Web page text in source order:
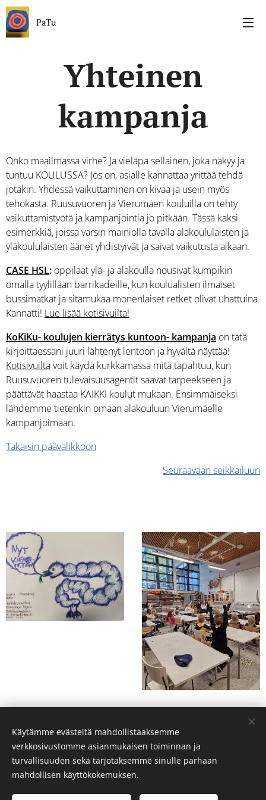
PaTu
Yhteinen
kampanja
Onko maailmassa virhe? Ja vieläpä sellainen, joka näkyy ja
tuntuu KOULUSSA? Jos on, asialle kannattaa yrittää tehdä
jotakin. Yhdessä vaikuttaminen on kivaa ja usein myös
tehokasta. Ruusuvuoren ja Vierumäen kouluilla on tehty
vaikuttamistyötä ja kampanjointia jo pitkään. Tässä kaksi
esimerkkiä, joissa varsin mainiolla tavalla alakoululaisten ja
yläkoululaisten äänet yhdistyivät ja saivat vaikutusta aikaan.
CASE HSL: oppilaat ylä- ja alakoulla nousivat kumpikin
omalla tyylillään barrikadeille, kun koulualisten ilmaiset
bussimatkat ja sitämukaa monenlaiset retket olivat uhattuina.
Kannatti! Lue lisää kotisivuilta!
KoKiKu- koulujen kierrätys kuntoon- kampanja on tätä
kirjoittaessani juuri lähtenyt lentoon ja hyvältä näyttää!
Kotisivuiltavoit käydä kurkkamassa mitä tapahtuu, kun
Ruusuvuoren tulevaisuusagentit saavat tarpeekseen ja
päättävät haastaa KAIKKI koulut mukaan. Ensimmäiseksi
lähdemme tietenkin omaan alakouluun Vierumäelle
kampanjoimaan.
Takaisin päävalikkoon
Seuraavaan seikkailuun
PaTu on toteutettu ELY-keskuksen valtionavustuksen turvin
Vantaa 2023-2024
Käytämme evästeitä mahdollistaaksemme
verkkosivustomme asianmukaisen toiminnan ja
turvallisuuden sekä tarjotaksemme sinulle parhaan
mahdollisen käyttökokemuksen.